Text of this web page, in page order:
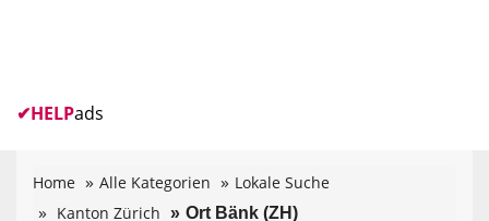
✔HELPads
Home Alle Kategorien
Lokale Suche
Kanton Zürich
Ort Bänk (ZH)